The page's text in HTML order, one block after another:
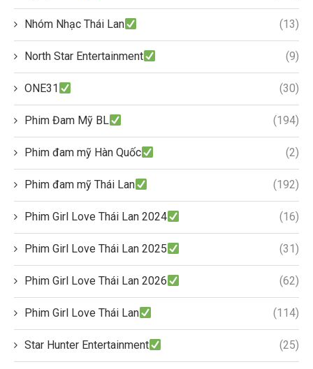
Nhóm Nhạc Thái Lan (13)
North Star Entertainment (9)
ONE31 (30)
Phim Đam Mỹ BL (194)
Phim đam mỹ Hàn Quốc (2)
Phim đam mỹ Thái Lan (192)
Phim Girl Love Thái Lan 2024 (16)
Phim Girl Love Thái Lan 2025 (31)
Phim Girl Love Thái Lan 2026 (62)
Phim Girl Love Thái Lan (114)
Star Hunter Entertainment (25)